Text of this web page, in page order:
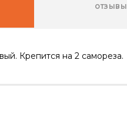
ОТЗЫВЫ
Крепится на 2 самореза.